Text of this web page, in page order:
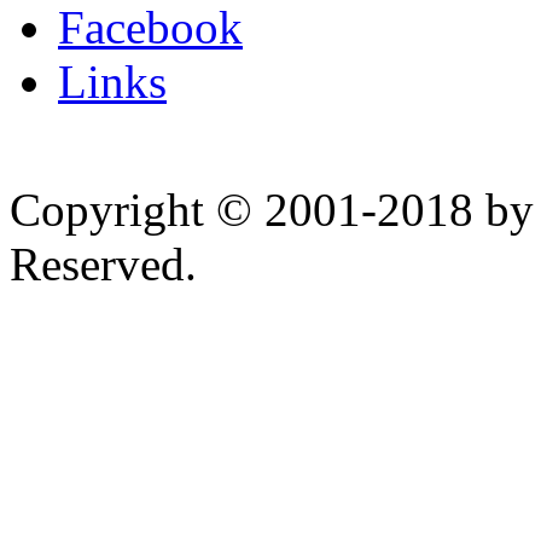
Facebook
Links
Copyright © 2001-2018
Reserved.